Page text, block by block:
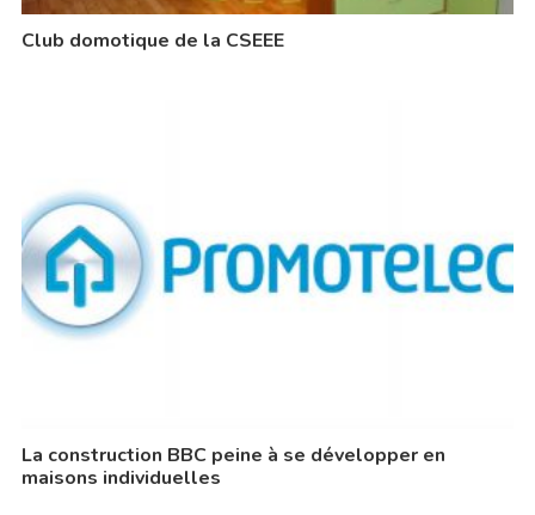
Club domotique de la CSEEE
La construction BBC peine à se développer en
maisons individuelles